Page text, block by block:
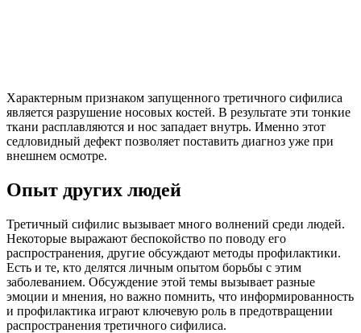
Характерным признаком запущенного третичного сифилиса
является разрушение носовых костей. В результате эти тонкие
ткани расплавляются и нос западает внутрь. Именно этот
седловидный дефект позволяет поставить диагноз уже при
внешнем осмотре.
Опыт других людей
Третичный сифилис вызывает много волнений среди людей.
Некоторые выражают беспокойство по поводу его
распространения, другие обсуждают методы профилактики.
Есть и те, кто делятся личным опытом борьбы с этим
заболеванием. Обсуждение этой темы вызывает разные
эмоции и мнения, но важно помнить, что информированность
и профилактика играют ключевую роль в предотвращении
распространения третичного сифилиса.